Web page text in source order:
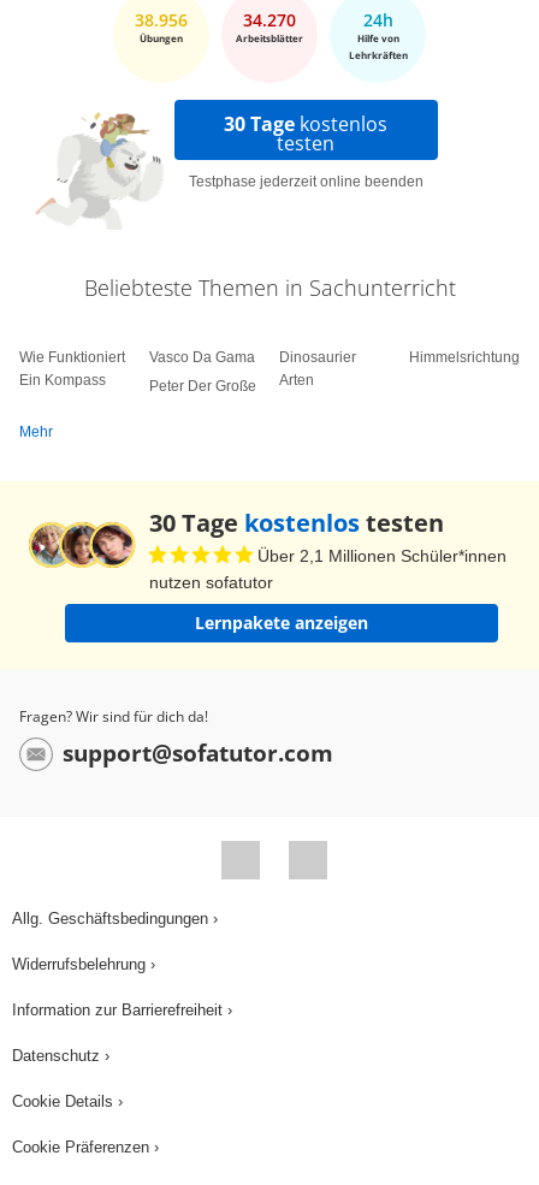
38.956
Übungen
34.270
Arbeitsblätter
24h
Hilfe von
Lehrkräften
30 Tage kostenlos
testen
Testphase jederzeit online beenden
Beliebteste Themen in Sachunterricht
Wie Funktioniert
Ein Kompass
Vasco Da Gama
Peter Der Große
Dinosaurier
Arten
Himmelsrichtungen
Mehr
30 Tage kostenlostesten
Über 2,1 Millionen Schüler*innen
nutzen sofatutor
Lernpakete anzeigen
Fragen? Wir sind für dich da!
support@sofatutor.com
Allg. Geschäftsbedingungen ›
Widerrufsbelehrung ›
Information zur Barrierefreiheit ›
Datenschutz ›
Cookie Details ›
Cookie Präferenzen ›